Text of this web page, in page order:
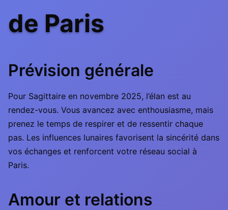
de Paris
Prévision générale
Pour Sagittaire en novembre 2025, l’élan est au
rendez-vous. Vous avancez avec enthousiasme, mais
prenez le temps de respirer et de ressentir chaque
pas. Les influences lunaires favorisent la sincérité dans
vos échanges et renforcent votre réseau social à
Paris.
Amour et relations